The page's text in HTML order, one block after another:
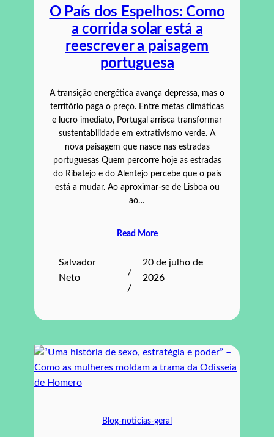
O País dos Espelhos: Como
a corrida solar está a
reescrever a paisagem
portuguesa
A transição energética avança depressa, mas o
território paga o preço. Entre metas climáticas
e lucro imediato, Portugal arrisca transformar
sustentabilidade em extrativismo verde. A
nova paisagem que nasce nas estradas
portuguesas Quem percorre hoje as estradas
do Ribatejo e do Alentejo percebe que o país
está a mudar. Ao aproximar-se de Lisboa ou
ao…
Read More
Salvador
Neto
/
/
20 de julho de
2026
Blog-noticias-geral